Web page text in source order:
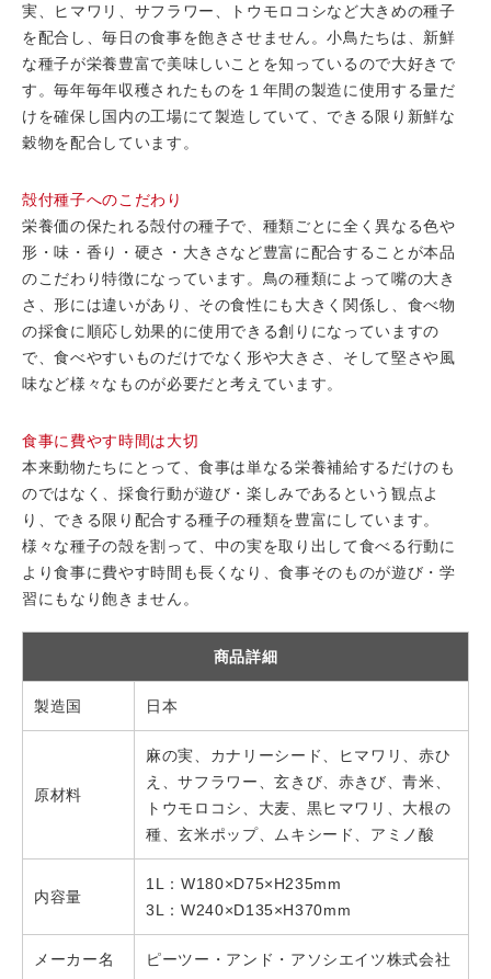
実、ヒマワリ、サフラワー、トウモロコシなど大きめの種子
を配合し、毎日の食事を飽きさせません。小鳥たちは、新鮮
な種子が栄養豊富で美味しいことを知っているので大好きで
す。毎年毎年収穫されたものを１年間の製造に使用する量だ
けを確保し国内の工場にて製造していて、できる限り新鮮な
穀物を配合しています。
殻付種子へのこだわり
栄養価の保たれる殻付の種子で、種類ごとに全く異なる色や
形・味・香り・硬さ・大きさなど豊富に配合することが本品
のこだわり特徴になっています。鳥の種類によって嘴の大き
さ、形には違いがあり、その食性にも大きく関係し、食べ物
の採食に順応し効果的に使用できる創りになっていますの
で、食べやすいものだけでなく形や大きさ、そして堅さや風
味など様々なものが必要だと考えています。
食事に費やす時間は大切
本来動物たちにとって、食事は単なる栄養補給するだけのも
のではなく、採食行動が遊び・楽しみであるという観点よ
り、できる限り配合する種子の種類を豊富にしています。
様々な種子の殻を割って、中の実を取り出して食べる行動に
より食事に費やす時間も長くなり、食事そのものが遊び・学
習にもなり飽きません。
商品詳細
製造国 日本
原材料
麻の実、カナリーシード、ヒマワリ、赤ひ
え、サフラワー、玄きび、赤きび、青米、
トウモロコシ、大麦、黒ヒマワリ、大根の
種、玄米ポップ、ムキシード、アミノ酸
内容量
1L：W180×D75×H235mm
3L：W240×D135×H370mm
メーカー名 ピーツー・アンド・アソシエイツ株式会社